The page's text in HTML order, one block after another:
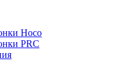
Hoco
PRC